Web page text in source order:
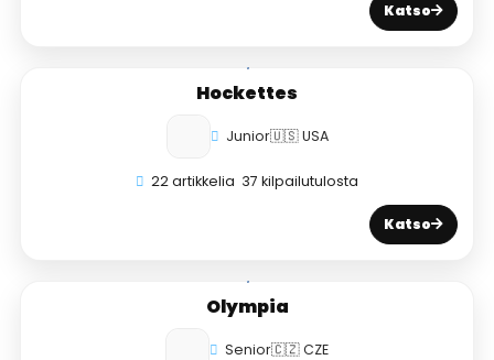
Katso
Hockettes
Junior🇺🇸 USA
22 artikkelia 37 kilpailutulosta
Katso
Olympia
Senior🇨🇿 CZE